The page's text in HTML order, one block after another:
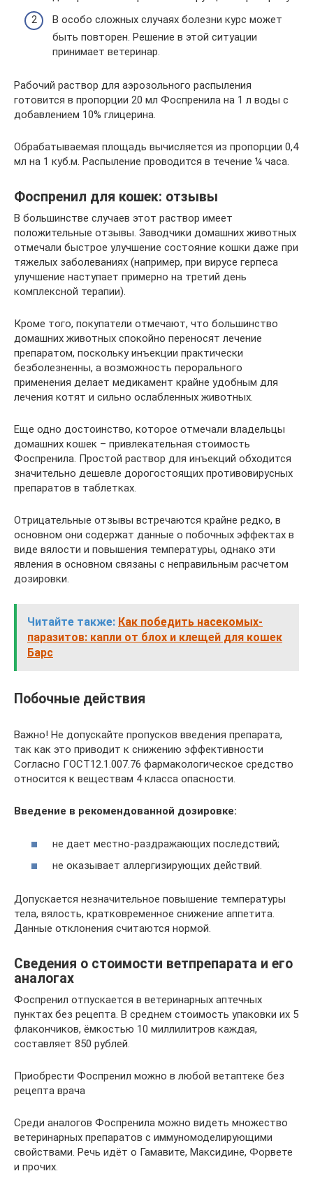
В особо сложных случаях болезни курс может
быть повторен. Решение в этой ситуации
принимает ветеринар.
Рабочий раствор для аэрозольного распыления
готовится в пропорции 20 мл Фоспренила на 1 л воды с
добавлением 10% глицерина.
Обрабатываемая площадь вычисляется из пропорции 0,4
мл на 1 куб.м. Распыление проводится в течение ¼ часа.
Фоспренил для кошек: отзывы
В большинстве случаев этот раствор имеет
положительные отзывы. Заводчики домашних животных
отмечали быстрое улучшение состояние кошки даже при
тяжелых заболеваниях (например, при вирусе герпеса
улучшение наступает примерно на третий день
комплексной терапии).
Кроме того, покупатели отмечают, что большинство
домашних животных спокойно переносят лечение
препаратом, поскольку инъекции практически
безболезненны, а возможность перорального
применения делает медикамент крайне удобным для
лечения котят и сильно ослабленных животных.
Еще одно достоинство, которое отмечали владельцы
домашних кошек – привлекательная стоимость
Фоспренила. Простой раствор для инъекций обходится
значительно дешевле дорогостоящих противовирусных
препаратов в таблетках.
Отрицательные отзывы встречаются крайне редко, в
основном они содержат данные о побочных эффектах в
виде вялости и повышения температуры, однако эти
явления в основном связаны с неправильным расчетом
дозировки.
Читайте также: Как победить насекомых-
паразитов: капли от блох и клещей для кошек
Барс
Побочные действия
Важно! Не допускайте пропусков введения препарата,
так как это приводит к снижению эффективности
Согласно ГОСТ12.1.007.76 фармакологическое средство
относится к веществам 4 класса опасности.
Введение в рекомендованной дозировке:
не дает местно-раздражающих последствий;
не оказывает аллергизирующих действий.
Допускается незначительное повышение температуры
тела, вялость, кратковременное снижение аппетита.
Данные отклонения считаются нормой.
Сведения о стоимости ветпрепарата и его
аналогах
Фоспренил отпускается в ветеринарных аптечных
пунктах без рецепта. В среднем стоимость упаковки их 5
флакончиков, ёмкостью 10 миллилитров каждая,
составляет 850 рублей.
Приобрести Фоспренил можно в любой ветаптеке без
рецепта врача
Среди аналогов Фоспренила можно видеть множество
ветеринарных препаратов с иммуномоделирующими
свойствами. Речь идёт о Гамавите, Максидине, Форвете
и прочих.